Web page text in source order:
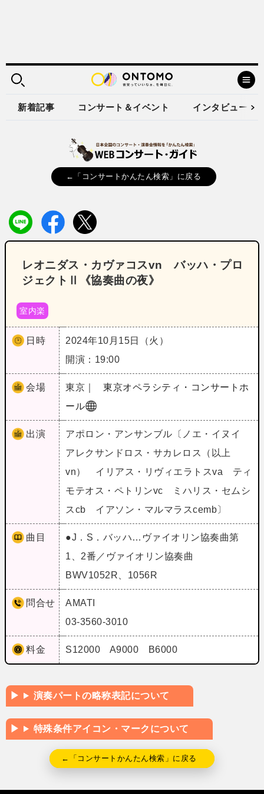
新着記事 コンサート＆イベント インタビュー
←「コンサートかんたん検索」に戻る
レオニダス・カヴァコスvn バッハ・プロ
ジェクトⅡ《協奏曲の夜》
室内楽
日時
2024年10月15日（火）
開演：19:00
会場 東京｜
東京オペラシティ・コンサートホ
ール
出演
アポロン・アンサンブル〔ノエ・イヌイ
アレクサンドロス・サカレロス（以上
vn） イリアス・リヴィエラトスva ティ
モテオス・ペトリンvc ミハリス・セムシ
スcb イアソン・マルマラスcemb〕
曲目
●J．S．バッハ…ヴァイオリン協奏曲第
1、2番／ヴァイオリン協奏曲
BWV1052R、1056R
問合せ
AMATI
03-3560-3010
料金 S12000 A9000 B6000
演奏パートの略称表記について
特殊条件アイコン・マークについて
←「コンサートかんたん検索」に戻る